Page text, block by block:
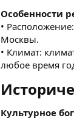
Особенности
•
Москвы.
• Климат:
любое время
Культурное